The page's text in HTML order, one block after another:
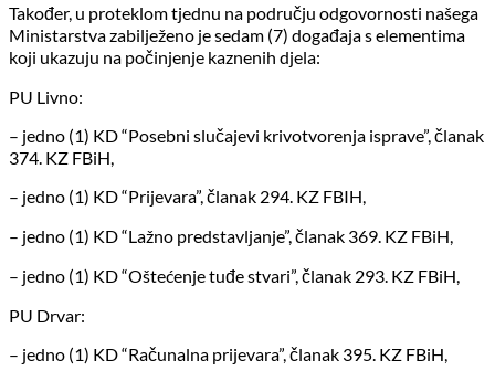
Također, u proteklom tjednu na području odgovornosti našega
Ministarstva zabilježeno je sedam (7) događaja s elementima
koji ukazuju na počinjenje kaznenih djela:
PU Livno:
– jedno (1) KD “Posebni slučajevi krivotvorenja isprave”, članak
374. KZ FBiH,
– jedno (1) KD “Prijevara”, članak 294. KZ FBIH,
– jedno (1) KD “Lažno predstavljanje”, članak 369. KZ FBiH,
– jedno (1) KD “Oštećenje tuđe stvari”, članak 293. KZ FBiH,
PU Drvar:
– jedno (1) KD “Računalna prijevara”, članak 395. KZ FBiH,